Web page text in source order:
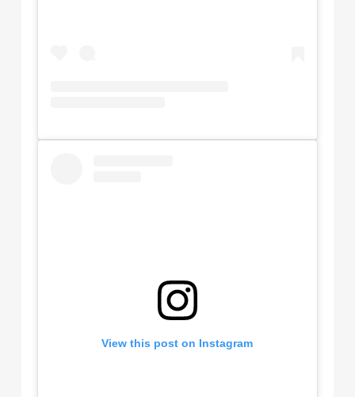
View this post on Instagram